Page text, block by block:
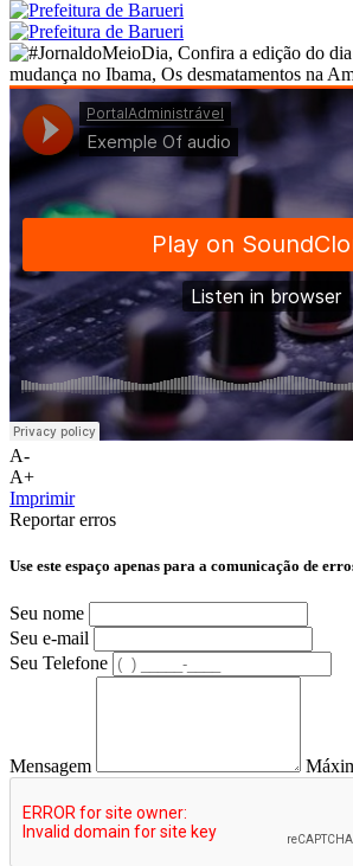
A-
A+
Imprimir
Reportar erros
Use este espaço apenas para a comunicação de
Seu nome
Seu e-mail
Seu Telefone
Mensagem